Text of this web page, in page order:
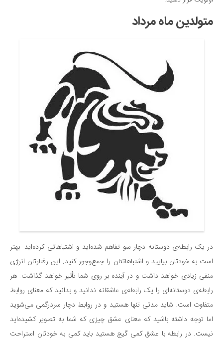
متولدین ماه مرداد
در یک رابطه‌ی دوستانه دچار سو تفاهم شده‌اید و اشتباهاتی کرده‌اید. بهتر
است به خودتان بیایید و اشتباهاتتان را جمع‌وجور کنید. این رفتارتان انرژی
منفی زیادی خواهد داشت و در آینده بر روی شما تأثیر خواهد گذاشت. هر
رابطه‌ی دوستانه‌ای را یک رابطه‌ی عاشقانه ندانید و بدانید که معنای روابط
متفاوت است. شاید مدتی تنها هستید و در روابط دچار سردرگمی می‌شوید
اما توجه داشته باشید که معنای عشق چیزی که شما به تصویر کشیده‌اید
نیست. در رابطه با عشق کمی گیج هستید باید کمی به خودتان استراحت